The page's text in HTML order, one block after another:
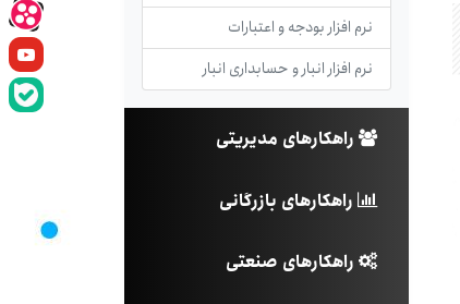
نرم افزار بودجه و اعتبارات
نرم افزار انبار و حسابداری انبار
راهکارهای مدیریتی
راهکارهای بازرگانی
راهکارهای صنعتی